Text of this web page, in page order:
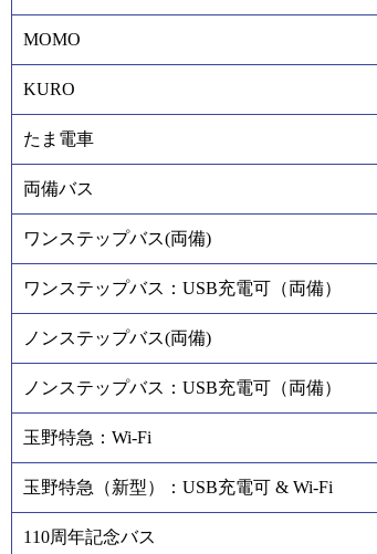
MOMO
KURO
たま電車
両備バス
ワンステップバス(両備)
ワンステップバス：USB充電可（両備）
ノンステップバス(両備)
ノンステップバス：USB充電可（両備）
玉野特急：Wi-Fi
玉野特急（新型）：USB充電可 & Wi-Fi
110周年記念バス